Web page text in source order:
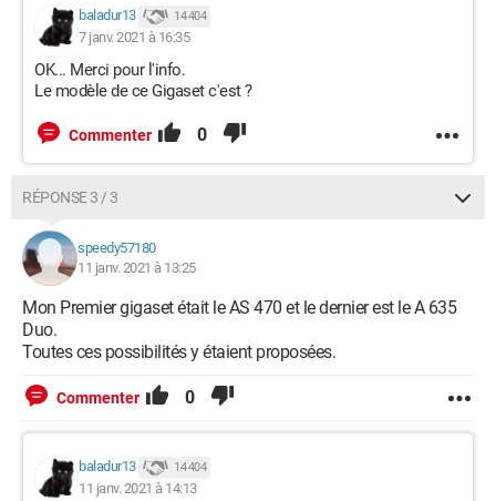
baladur13 14 404
7 janv. 2021 à 16:35
OK... Merci pour l'info.
Le modèle de ce Gigaset c'est ?
Commenter 0
RÉPONSE 3 / 3
speedy57180
11 janv. 2021 à 13:25
Mon Premier gigaset était le AS 470 et le dernier est le A 635
Duo.
Toutes ces possibilités y étaient proposées.
Commenter 0
baladur13 14 404
11 janv. 2021 à 14:13